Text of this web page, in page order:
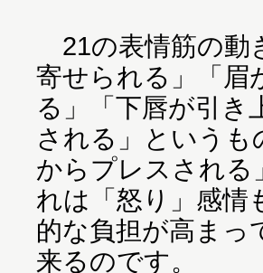
21の表情筋の動
寄せられる」「眉
る」「下唇が引き
される」というも
からプレスされる
れは「怒り」感情
的な負担が高まっ
来るのです。